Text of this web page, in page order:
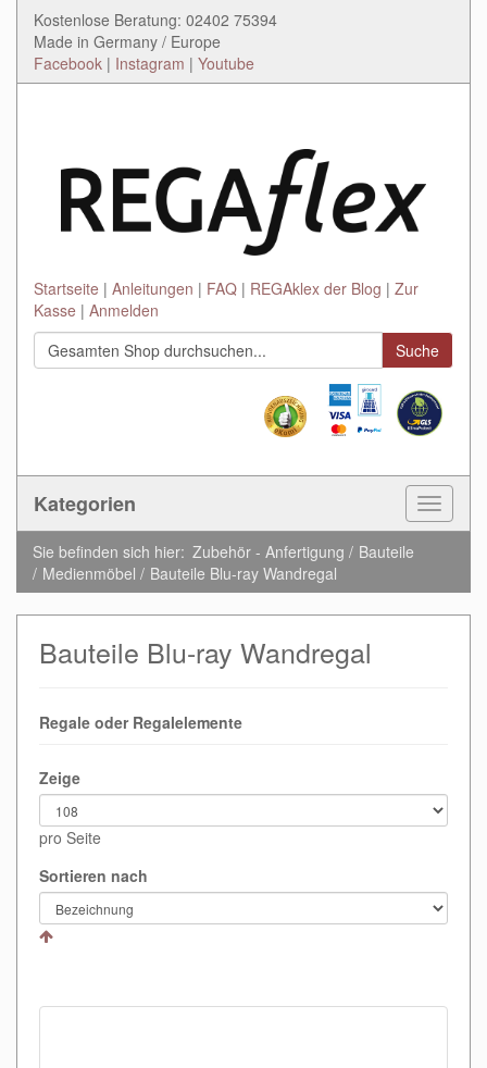
Kostenlose Beratung: 02402 75394
Made in Germany / Europe
Facebook | Instagram | Youtube
Startseite Anleitungen FAQ REGAklex der Blog
Zur
Kasse
Anmelden
Suche
Kategorien
Toggle
Sie befinden sich hier: Zubehör - Anfertigung
Bauteile
Medienmöbel
Bauteile Blu-ray Wandregal
Bauteile Blu-ray Wandregal
Regale oder Regalelemente
Zeige
pro Seite
Sortieren nach